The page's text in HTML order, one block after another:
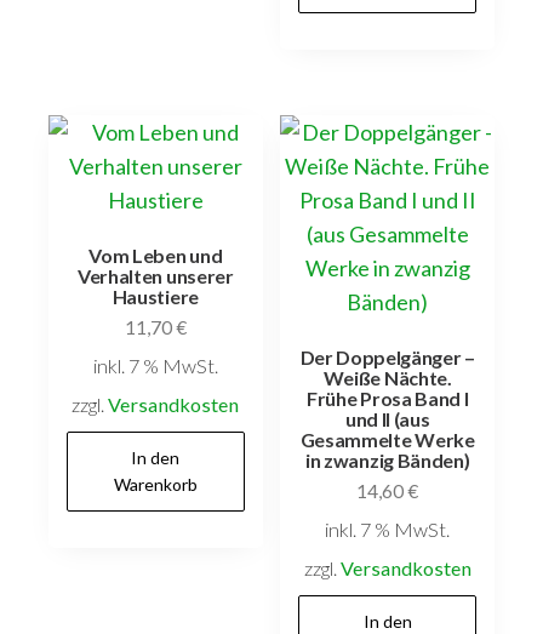
Vom Leben und
Verhalten unserer
Haustiere
11,70€
inkl. 7 % MwSt.
zzgl.Versandkosten
In den
Warenkorb
Der Doppelgänger –
Weiße Nächte.
Frühe Prosa Band I
und II (aus
Gesammelte Werke
in zwanzig Bänden)
14,60€
inkl. 7 % MwSt.
zzgl. Versandkosten
In den